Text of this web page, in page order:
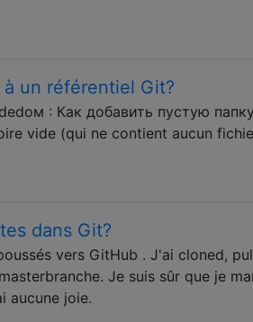
un référentiel Git?
: Как добавить пустую
vide (qui ne contient aucun
dans Git?
vers GitHub . J'ai cloned,
Je suis sûr que je
aucune joie.